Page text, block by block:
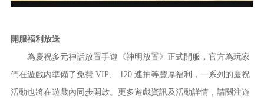
開服福利放送
為慶祝多元神話放置手遊《神明放置》正式開服，官方為玩家
們在遊戲內準備了免費 VIP、 120 連抽等豐厚福利，一系列的慶祝
活動也將在遊戲內同步開啟。更多遊戲資訊及活動詳情，請關注遊